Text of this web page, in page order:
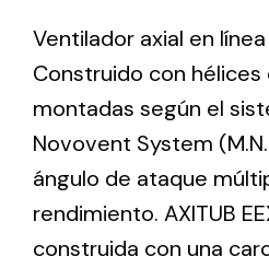
Ventilation
The incorporation of
meant a greater offer of
different uses
Ventilador axial en
Construido con hélices
montadas según el
Novovent System
ángulo de ataque
rendimiento. AXITUB
construida con una